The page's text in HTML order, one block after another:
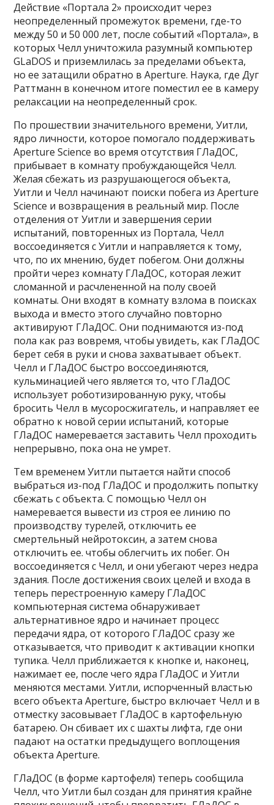
Действие «Портала 2» происходит через
неопределенный промежуток времени, где-то
между 50 и 50 000 лет, после событий «Портала», в
которых Челл уничтожила разумный компьютер
GLaDOS и приземлилась за пределами объекта,
но ее затащили обратно в Aperture. Наука, где Дуг
Раттманн в конечном итоге поместил ее в камеру
релаксации на неопределенный срок.
По прошествии значительного времени, Уитли,
ядро ​​личности, которое помогало поддерживать
Aperture Science во время отсутствия ГЛаДОС,
прибывает в комнату пробуждающейся Челл.
Желая сбежать из разрушающегося объекта,
Уитли и Челл начинают поиски побега из Aperture
Science и возвращения в реальный мир. После
отделения от Уитли и завершения серии
испытаний, повторенных из Портала, Челл
воссоединяется с Уитли и направляется к тому,
что, по их мнению, будет побегом. Они должны
пройти через комнату ГЛаДОС, которая лежит
сломанной и расчлененной на полу своей
комнаты. Они входят в комнату взлома в поисках
выхода и вместо этого случайно повторно
активируют ГЛаДОС. Они поднимаются из-под
пола как раз вовремя, чтобы увидеть, как ГЛаДОС
берет себя в руки и снова захватывает объект.
Челл и ГЛаДОС быстро воссоединяются,
кульминацией чего является то, что ГЛаДОС
использует роботизированную руку, чтобы
бросить Челл в мусоросжигатель, и направляет ее
обратно к новой серии испытаний, которые
ГЛаДОС намеревается заставить Челл проходить
непрерывно, пока она не умрет.
Тем временем Уитли пытается найти способ
выбраться из-под ГЛаДОС и продолжить попытку
сбежать с объекта. С помощью Челл он
намеревается вывести из строя ее линию по
производству турелей, отключить ее
смертельный нейротоксин, а затем снова
отключить ее. чтобы облегчить их побег. Он
воссоединяется с Челл, и они убегают через недра
здания. После достижения своих целей и входа в
теперь перестроенную камеру ГЛаДОС
компьютерная система обнаруживает
альтернативное ядро ​​и начинает процесс
передачи ядра, от которого ГЛаДОС сразу же
отказывается, что приводит к активации кнопки
тупика. Челл приближается к кнопке и, наконец,
нажимает ее, после чего ядра ГЛаДОС и Уитли
меняются местами. Уитли, испорченный властью
всего объекта Aperture, быстро включает Челл и в
отместку засовывает ГЛаДОС в картофельную
батарею. Он сбивает их с шахты лифта, где они
падают на остатки предыдущего воплощения
объекта Aperture.
ГЛаДОС (в форме картофеля) теперь сообщила
Челл, что Уитли был создан для принятия крайне